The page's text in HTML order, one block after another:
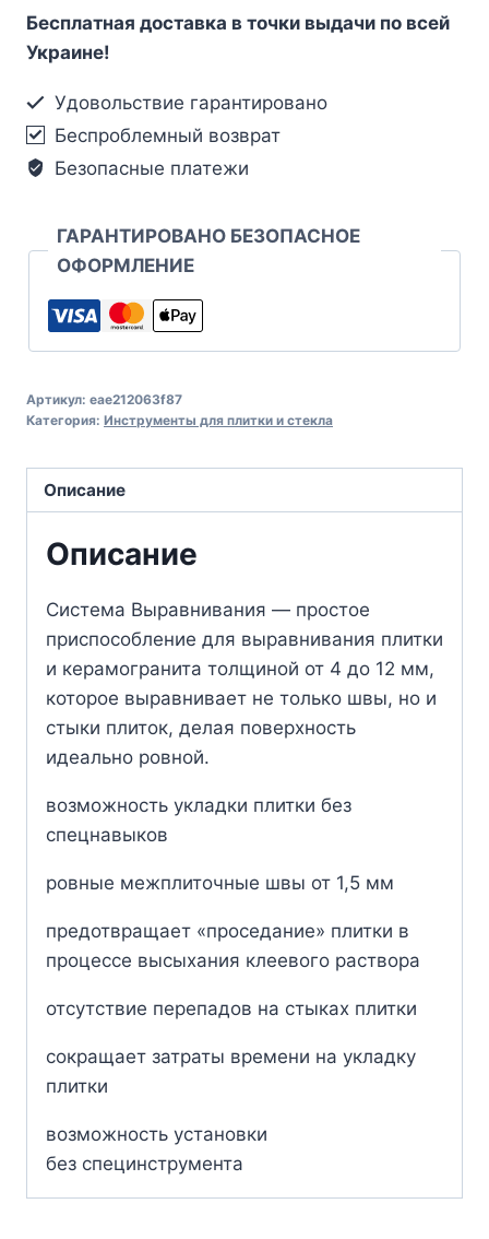
Бесплатная доставка в точки выдачи по всей
Украине!
Удовольствие гарантировано
Беспроблемный возврат
Безопасные платежи
ГАРАНТИРОВАНО БЕЗОПАСНОЕ
ОФОРМЛЕНИЕ
Артикул: eae212063f87
Категория: Инструменты для плитки и стекла
Описание
Описание
Система Выравнивания — простое
приспособление для выравнивания плитки
и керамогранита толщиной от 4 до 12 мм,
которое выравнивает не только швы, но и
стыки плиток, делая поверхность
идеально ровной.
возможность укладки плитки без
спецнавыков
ровные межплиточные швы от 1,5 мм
предотвращает «проседание» плитки в
процессе высыхания клеевого раствора
отсутствие перепадов на стыках плитки
сокращает затраты времени на укладку
плитки
возможность установки
без специнструмента